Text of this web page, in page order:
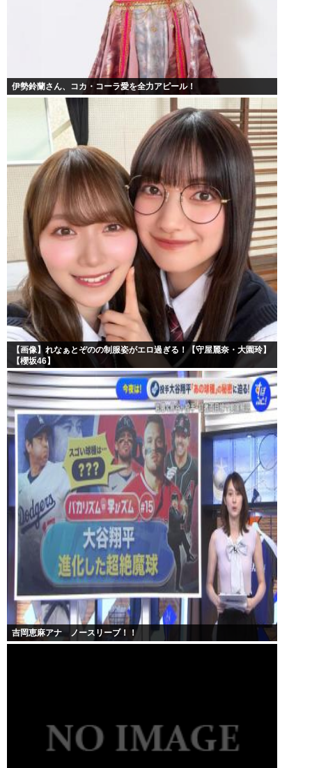
伊勢鈴蘭さん、コカ・コーラ愛を全力アピール！
【画像】れなぁとぞのの制服姿がエロ過ぎる！【守屋麗奈・大園玲】
【櫻坂46】
吉岡恵麻アナ ノースリーブ！！